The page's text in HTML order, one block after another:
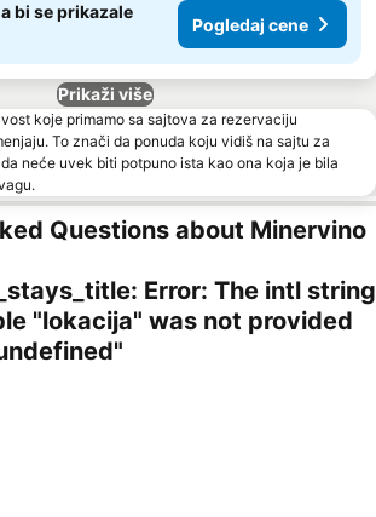
bi se prikazale
Pogledaj cene
Prikaži više
koje primamo sa sajtova za rezervaciju
To znači da ponuda koju vidiš na sajtu za
neće uvek biti potpuno ista kao ona koja je bila
Questions about Minervino
Error: The intl string
"lokacija" was not provided